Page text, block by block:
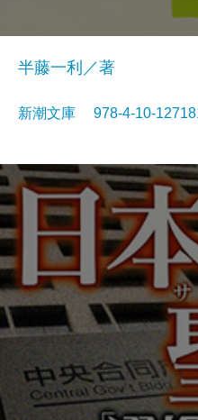
半藤一利／著
新潮文庫 978-4-10-